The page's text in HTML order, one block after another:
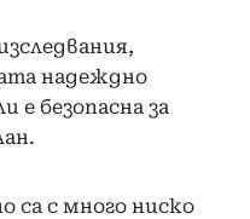
надеждно
безопасна за
са с много ниско